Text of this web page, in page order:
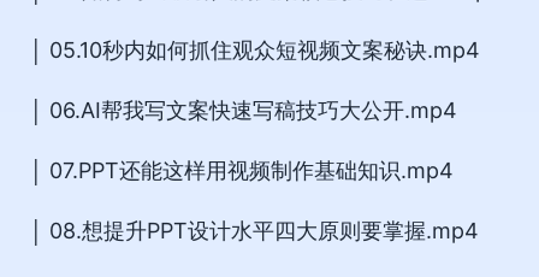
│ 05.10秒内如何抓住观众短视频文案秘诀.mp4
│ 06.AI帮我写文案快速写稿技巧大公开.mp4
│ 07.PPT还能这样用视频制作基础知识.mp4
│ 08.想提升PPT设计水平四大原则要掌握.mp4